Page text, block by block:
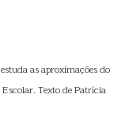
as aproximações do
Texto de Patrícia